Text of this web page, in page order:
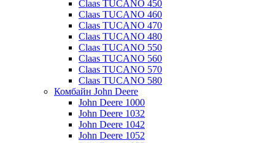
Claas TUCANO 450
Claas TUCANO 460
Claas TUCANO 470
Claas TUCANO 480
Claas TUCANO 550
Claas TUCANO 560
Claas TUCANO 570
Claas TUCANO 580
Комбайн John Deere
John Deere 1000
John Deere 1032
John Deere 1042
John Deere 1052